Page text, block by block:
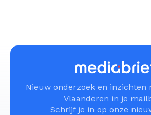
Nieuw onderzoek en inzichten
Vlaanderen in je
Schrijf je in op onze